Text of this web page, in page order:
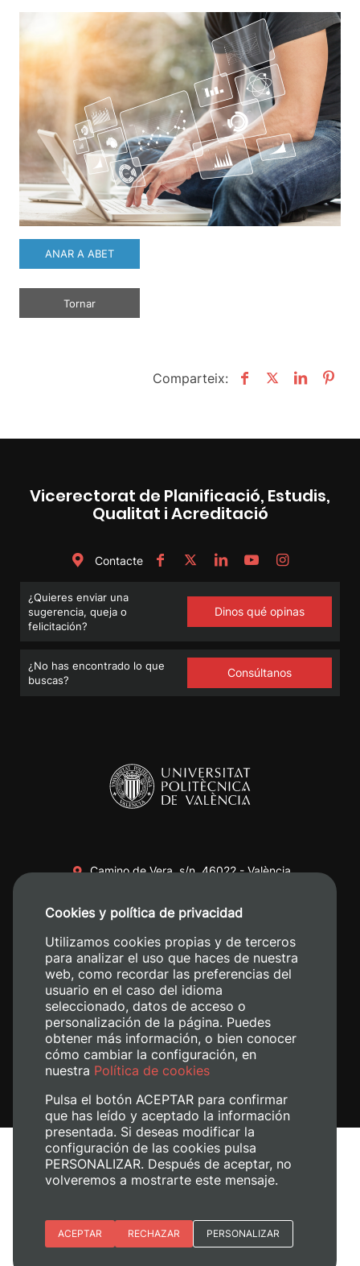
ANAR A ABET
Tornar
Comparteix:
Vicerectorat de Planificació, Estudis,
Qualitat i Acreditació
Contacte
¿Quieres enviar una
sugerencia, queja o
felicitación?
Dinos qué opinas
¿No has encontrado lo que
buscas?
Consúltanos
Camino de Vera, s/n. 46022 - València
+34 620 04 00 50
Avís legal
Política de cookies
Gestiona les galetes
Cookies y política de privacidad
Utilizamos cookies propias y de terceros
para analizar el uso que haces de nuestra
web, como recordar las preferencias del
usuario en el caso del idioma
seleccionado, datos de acceso o
personalización de la página. Puedes
obtener más información, o bien conocer
cómo cambiar la configuración, en
nuestra Política de cookies
Pulsa el botón ACEPTAR para confirmar
que has leído y aceptado la información
presentada. Si deseas modificar la
configuración de las cookies pulsa
PERSONALIZAR. Después de aceptar, no
volveremos a mostrarte este mensaje.
Esenciales
ACEPTAR RECHAZAR PERSONALIZAR